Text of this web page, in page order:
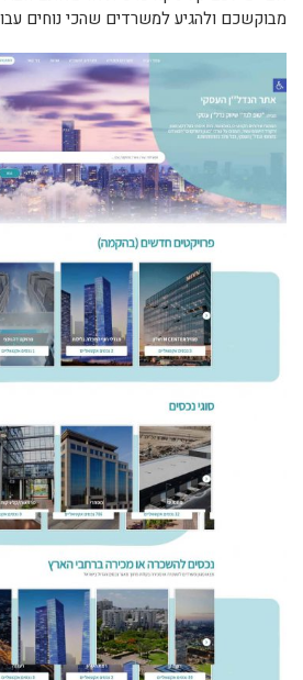
מבוקשכם ולהגיע למשרדים שהכי נוחים